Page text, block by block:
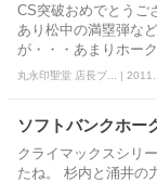
CS突破おめでとうご
あり松中の満塁弾な
が・・・あまりホー
丸永印聖堂 店長ブ... |
ソフトバンクホー
クライマックスシリ
たね。 杉内と涌井の